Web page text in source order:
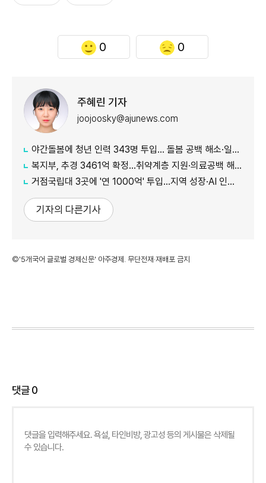
0 0
주혜린 기자
joojoosky@ajunews.com
야간돌봄에 청년 인력 343명 투입… 돌봄 공백 해소·일자리 확대 추진
복지부, 추경 3461억 확정…취약계층 지원·의료공백 해소 강화
거점국립대 3곳에 '연 1000억' 투입…지역 성장·AI 인재 거점 육성
기자의 다른기사
©'5개국어 글로벌 경제신문' 아주경제. 무단전재·재배포 금지
댓글0